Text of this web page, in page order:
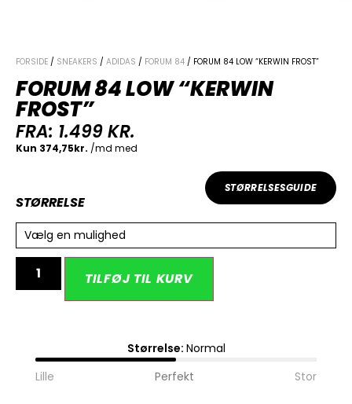
FORSIDE / SNEAKERS / ADIDAS / FORUM 84 / FORUM 84 LOW “KERWIN FROST”
FORUM 84 LOW “KERWIN
FROST”
FRA: 1.499KR.
STØRRELSESGUIDE
STØRRELSE
Vælg en mulighed
TILFØJ TIL KURV
Størrelse: Normal
Lille
Perfekt Stor